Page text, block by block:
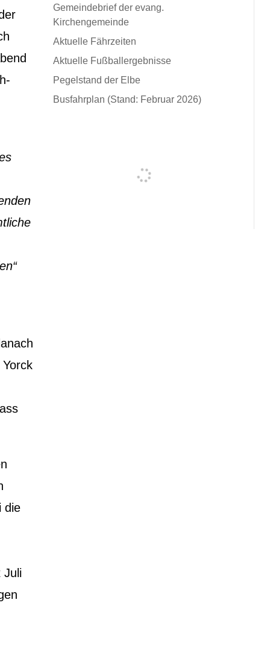
die
Juli
Gemeindebrief der evang.
Kirchengemeinde
Aktuelle Fährzeiten
Aktuelle Fußballergebnisse
Pegelstand der Elbe
Busfahrplan (Stand: Februar 2026)